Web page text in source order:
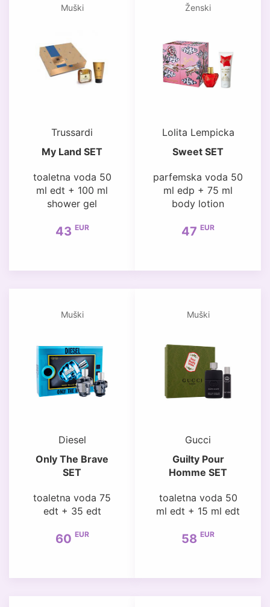
Muški
Trussardi
My Land SET
toaletna voda 50
ml edt + 100 ml
shower gel
43 EUR
Ženski
Lolita Lempicka
Sweet SET
parfemska voda 50
ml edp + 75 ml
body lotion
47 EUR
Muški
Diesel
Only The Brave
SET
toaletna voda 75
edt + 35 edt
60 EUR
Muški
Gucci
Guilty Pour
Homme SET
toaletna voda 50
ml edt + 15 ml edt
58 EUR